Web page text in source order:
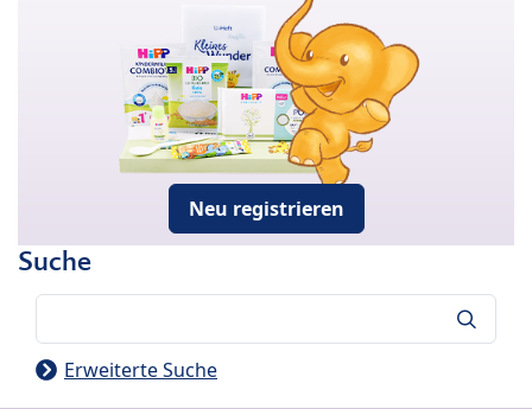
Neu registrieren
Suche
Erweiterte Suche